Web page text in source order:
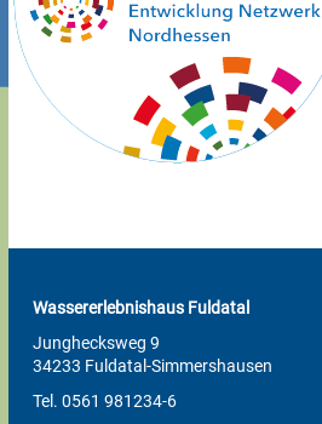
Wassererlebnishaus Fuldatal
Junghecksweg 9
34233 Fuldatal-Simmershausen
Tel. 0561 981234-6